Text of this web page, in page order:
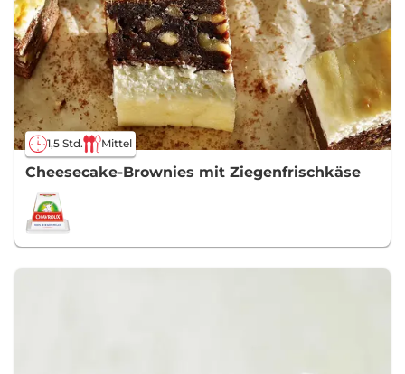
1,5 Std. Mittel
Cheesecake-Brownies mit Ziegenfrischkäse